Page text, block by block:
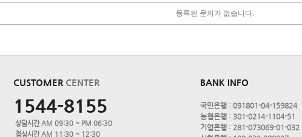
등록된 문의가 없습니다.
CUSTOMER CENTER
1544-8155
상담시간 AM 09:30 ~ PM 06:30
점심시간 AM 11:30 ~ 12:30
BANK INFO
국민은행 : 091801-04-159824
농협은행 : 301-0214-1104-51
기업은행 : 281-073069-01-032